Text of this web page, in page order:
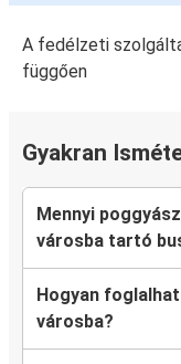
A fedélzeti
függően
Gyakran
Mennyi
városba tartó
Hogyan
városba?